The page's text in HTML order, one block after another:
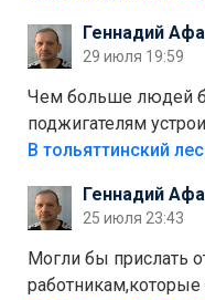
лежала в парке и
украли.
Геннадий
29 июля 19:59
Чем больше людей
поджигателям
костры,тех надо
Штрафы мизерные.
Геннадий
25 июля 23:43
Могли бы прислать